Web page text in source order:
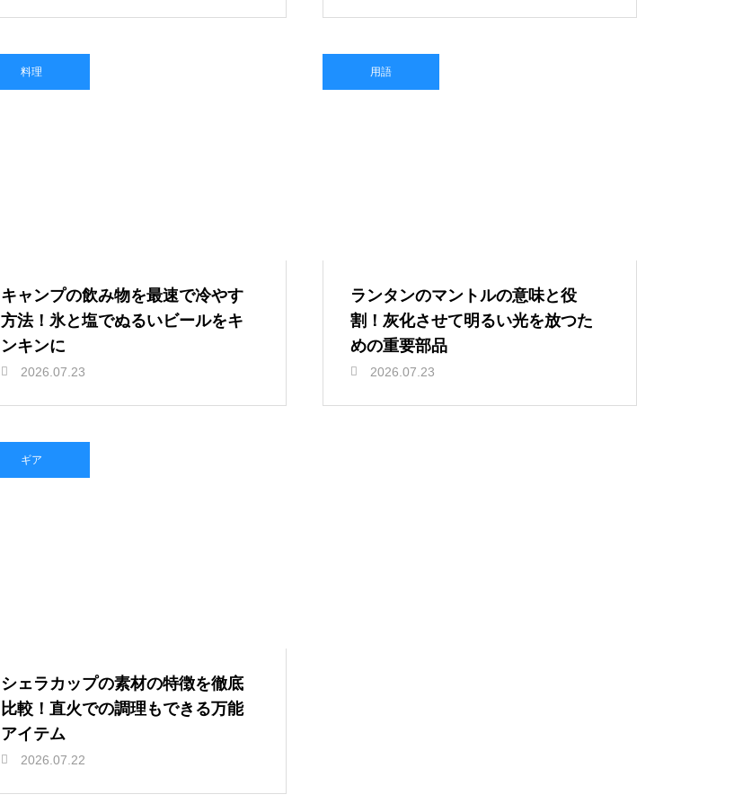
料理
キャンプの飲み物を最速で冷やす
方法！氷と塩でぬるいビールをキ
ンキンに
2026.07.23
用語
ランタンのマントルの意味と役
割！灰化させて明るい光を放つた
めの重要部品
2026.07.23
ギア
シェラカップの素材の特徴を徹底
比較！直火での調理もできる万能
アイテム
2026.07.22